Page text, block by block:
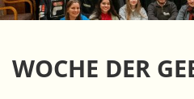
WOCHE DER